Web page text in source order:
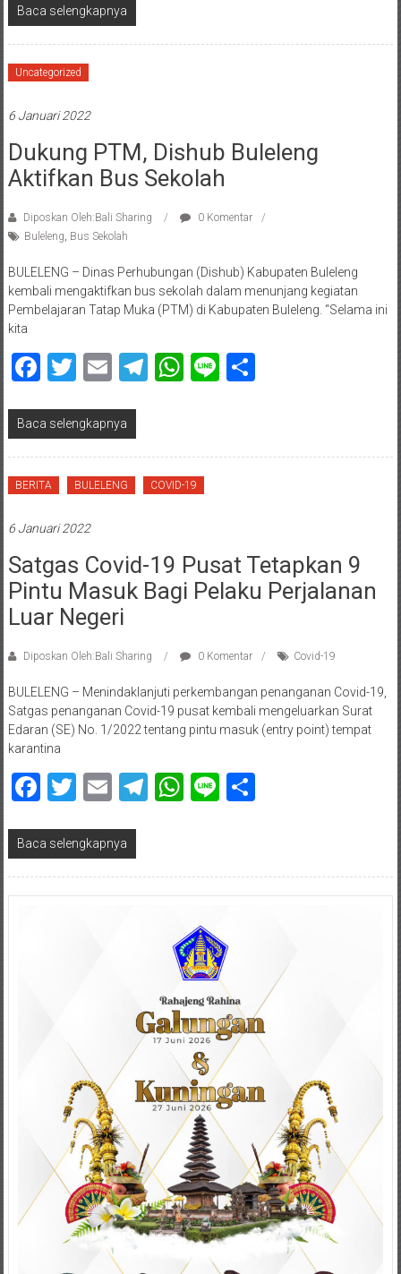
Baca selengkapnya
Uncategorized
6 Januari 2022
Dukung PTM, Dishub Buleleng
Aktifkan Bus Sekolah
Diposkan Oleh:Bali Sharing
0 Komentar
Buleleng, Bus Sekolah
BULELENG – Dinas Perhubungan (Dishub) Kabupaten Buleleng
kembali mengaktifkan bus sekolah dalam menunjang kegiatan
Pembelajaran Tatap Muka (PTM) di Kabupaten Buleleng. “Selama ini
kita
Facebook
Twitter
EmailTelegram
WhatsApp
LineShare
Baca selengkapnya
BERITA BULELENG COVID-19
6 Januari 2022
Satgas Covid-19 Pusat Tetapkan 9
Pintu Masuk Bagi Pelaku Perjalanan
Luar Negeri
Diposkan Oleh:Bali Sharing 0 Komentar Covid-19
BULELENG – Menindaklanjuti perkembangan penanganan Covid-19,
Satgas penanganan Covid-19 pusat kembali mengeluarkan Surat
Edaran (SE) No. 1/2022 tentang pintu masuk (entry point) tempat
karantina
Facebook
Twitter
EmailTelegram
WhatsApp
LineShare
Baca selengkapnya